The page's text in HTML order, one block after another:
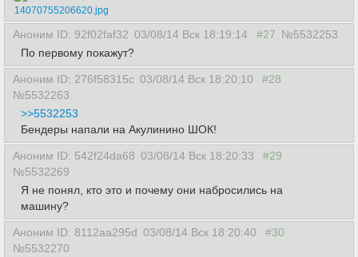
14070755206620.jpg
Аноним ID: 92f02faf32 03/08/14 Вск 18:19:14 #27 №5532253
По первому покажут?
Аноним ID: 276f58315c 03/08/14 Вск 18:20:10
#28
№5532263
>>5532253
Бендеры напали на Акулинино ШОК!
Аноним ID: 542f24da68 03/08/14 Вск 18:20:33
#29
№5532269
Я не понял, кто это и почему они набросились на
машину?
Аноним ID: 8112aa295d 03/08/14 Вск 18:20:40
#30
№5532270